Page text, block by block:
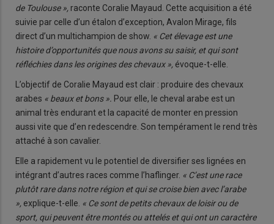
de Toulouse », raconte Coralie Mayaud. Cette acquisition a été
suivie par celle d’un étalon d’ex­ception, Avalon Mirage, fils
direct d’un multichampion de show. « Cet élevage est une
histoire d’opportunités que nous avons su saisir, et qui sont
réfléchies dans les origines des chevaux », évoque-t-elle.
L’objectif de Coralie Mayaud est clair : produire des chevaux
arabes « beaux et bons ». Pour elle, le cheval arabe est un
animal très endurant et la capacité de monter en pression
aussi vite que d’en redescendre. Son tempérament le rend très
attaché à son cavalier.
Elle a rapidement vu le potentiel de diversifier ses lignées en
intégrant d’autres races comme l’haflinger. « C’est une race
plutôt rare dans notre région et qui se croise bien avec l’arabe
», explique-t-elle. « Ce sont de petits chevaux de loisir ou de
sport, qui peuvent être montés ou attelés et qui ont un caractère